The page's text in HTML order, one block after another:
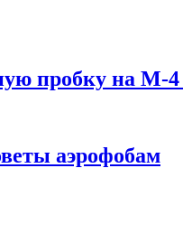
пробку на М-
аэрофобам